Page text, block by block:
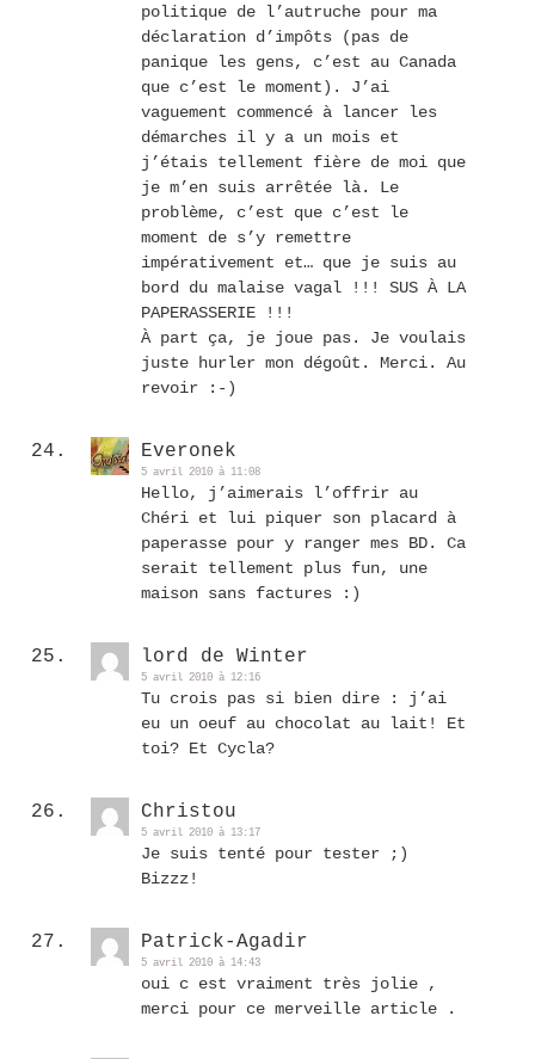
politique de l’autruche pour ma
déclaration d’impôts (pas de
panique les gens, c’est au Canada
que c’est le moment). J’ai
vaguement commencé à lancer les
démarches il y a un mois et
j’étais tellement fière de moi que
je m’en suis arrêtée là. Le
problème, c’est que c’est le
moment de s’y remettre
impérativement et… que je suis au
bord du malaise vagal !!! SUS À LA
PAPERASSERIE !!!
À part ça, je joue pas. Je voulais
juste hurler mon dégoût. Merci. Au
revoir :-)
Everonek
5 avril 2010 à 11:08
Hello, j’aimerais l’offrir au
Chéri et lui piquer son placard à
paperasse pour y ranger mes BD. Ca
serait tellement plus fun, une
maison sans factures :)
lord de Winter
5 avril 2010 à 12:16
Tu crois pas si bien dire : j’ai
eu un oeuf au chocolat au lait! Et
toi? Et Cycla?
Christou
5 avril 2010 à 13:17
Je suis tenté pour tester ;)
Bizzz!
Patrick-Agadir
5 avril 2010 à 14:43
oui c est vraiment très jolie ,
merci pour ce merveille article .